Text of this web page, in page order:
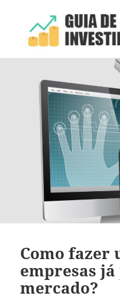
Guia de
Como fazer
empresas
mercado?